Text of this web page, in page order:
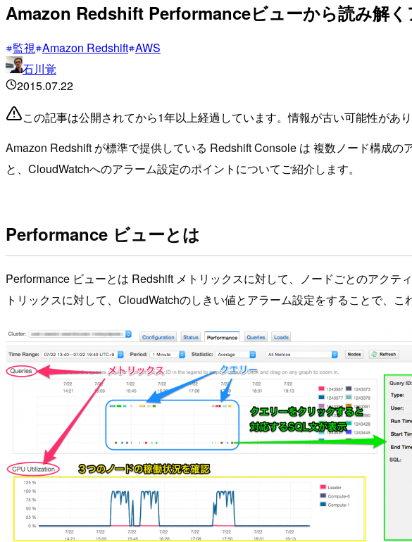
Amazon Redshift Performanceビューから読み解
監視 Amazon Redshift AWS
石川覚
2015.07.22
この記事は公開されてから1年以上経過しています。情報が古い可能性があ
Amazon Redshift が標準で提供している Redshift Console は 複数ノード構成
と、CloudWatchへのアラーム設定のポイントについてご紹介します。
Performance ビューとは
Performance ビューとは Redshift メトリックスに対して、ノードごとのアク
トリックスに対して、CloudWatchのしきい値とアラーム設定をすることで、